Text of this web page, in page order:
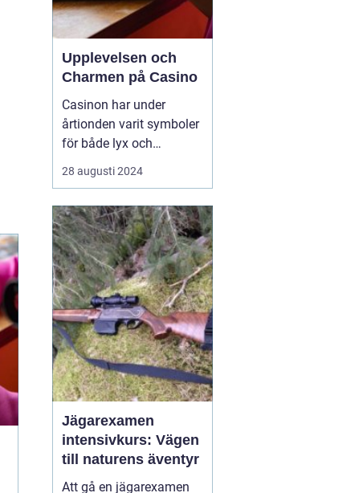
Upplevelsen och
Charmen på Casino
Casinon har under
årtionden varit symboler
för både lyx och
spänning. En plats där
tur och skicklighet går
varje besökare kan
drömma om att vinna
stort. Med glamour, flärd
och ...
28 augusti 2024
Jägarexamen
intensivkurs: Vägen
till naturens äventyr
Att gå en jägarexamen